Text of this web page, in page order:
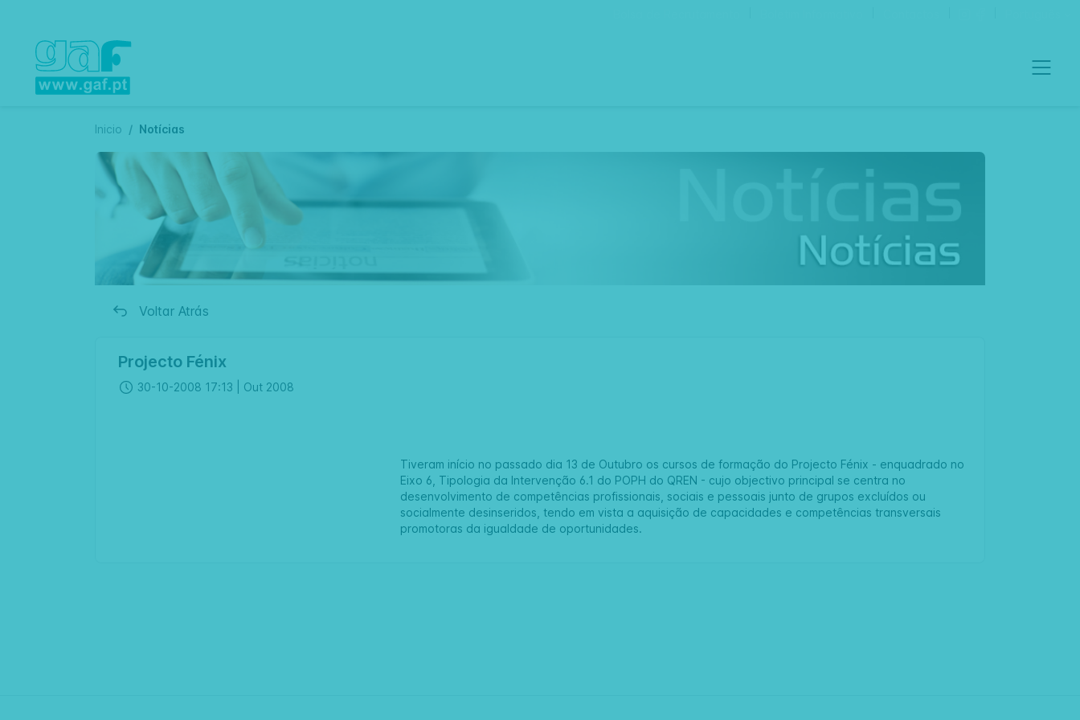
Inicio Notícias
Voltar Atrás
Projecto Fénix
30-10-2008 17:13 | Out 2008
Tiveram início no passado dia 13 de Outubro os cursos de formação do Projecto Fénix - enquadrado no
Eixo 6, Tipologia da Intervenção 6.1 do POPH do QREN - cujo objectivo principal se centra no
desenvolvimento de competências profissionais, sociais e pessoais junto de grupos excluídos ou
socialmente desinseridos, tendo em vista a aquisição de capacidades e competências transversais
promotoras da igualdade de oportunidades.